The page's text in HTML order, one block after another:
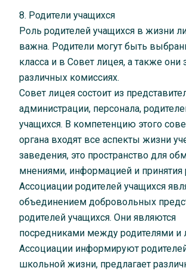
8. Родители учащихся
Роль родителей учащихся в жизни
важна. Родители могут быть
класса и в Совет лицея, а также они
различных комиссиях.
Совет лицея состоит из
администрации, персонала,
учащихся. В компетенцию этого
органа входят все аспекты жизни
заведения, это пространство для
мнениями, информацией и принятия
Ассоциации родителей учащихся
объединением добровольных
родителей учащихся. Они являются
посредниками между родителями и
Ассоциации информируют
школьной жизни, предлагает